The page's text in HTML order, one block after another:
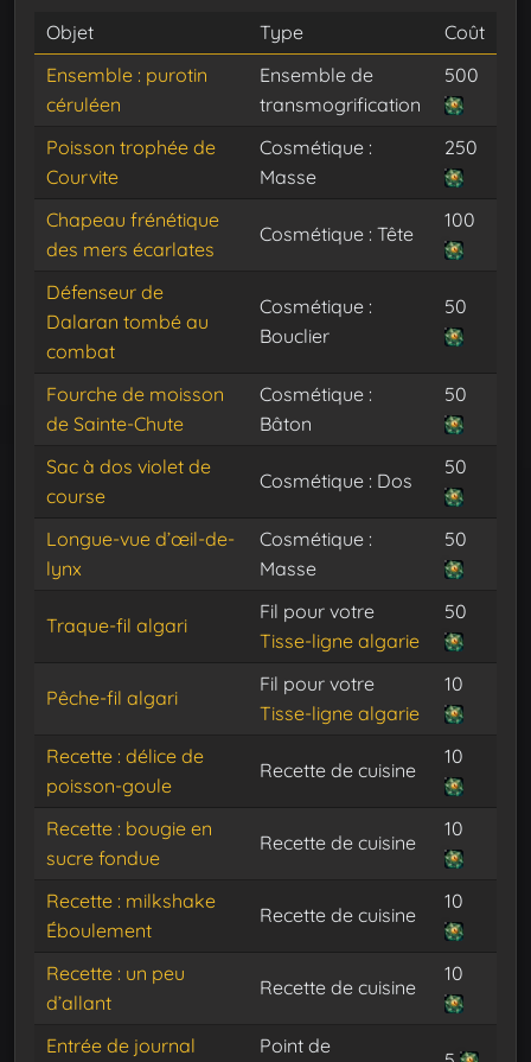
Objet Type
Coût
Ensemble : purotin
céruléen
Ensemble de
transmogrification
500
Poisson trophée de
Courvite
Cosmétique :
Masse
250
Chapeau frénétique
des mers écarlates
Cosmétique : Tête
100
Défenseur de
Dalaran tombé au
combat
Cosmétique :
Bouclier
50
Fourche de moisson
de Sainte-Chute
Cosmétique :
Bâton
50
Sac à dos violet de
course
Cosmétique : Dos
50
Longue-vue d’œil-de-
lynx
Cosmétique :
Masse
50
Traque-fil algari
Fil pour votre
Tisse-ligne algarie
50
Pêche-fil algari
Fil pour votre
Tisse-ligne algarie
10
Recette : délice de
poisson-goule
Recette de cuisine
10
Recette : bougie en
sucre fondue
Recette de cuisine
10
Recette : milkshake
Éboulement
Recette de cuisine
10
Recette : un peu
d’allant
Recette de cuisine
10
Entrée de journal
Point de